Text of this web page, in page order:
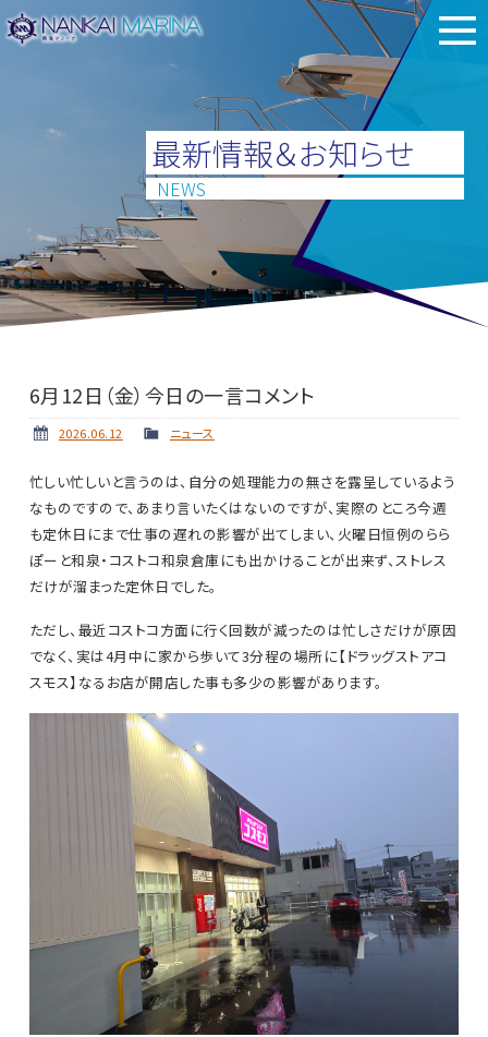
最新情報＆お知らせ
NEWS
6月12日（金）今日の一言コメント
2026.06.12 ニュース
忙しい忙しいと言うのは、自分の処理能力の無さを露呈しているよう
なものですので、あまり言いたくはないのですが、実際のところ今週
も定休日にまで仕事の遅れの影響が出てしまい、火曜日恒例のらら
ぽーと和泉・コストコ和泉倉庫にも出かけることが出来ず、ストレス
だけが溜まった定休日でした。
ただし、最近コストコ方面に行く回数が減ったのは忙しさだけが原因
でなく、実は4月中に家から歩いて3分程の場所に【ドラッグストアコ
スモス】なるお店が開店した事も多少の影響があります。